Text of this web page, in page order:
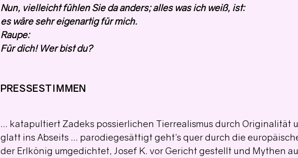
Nun, vielleicht fühlen Sie da anders; alles was ich weiß, ist:
es wäre sehr eigenartig für mich.
Raupe:
Für dich! Wer bist du?
PRESSESTIMMEN
… katapultiert Zadeks possierlichen Tierrealismus durch Originalität
glatt ins Abseits … parodiegesättigt geht’s quer durch die
der Erlkönig umgedichtet, Josef K. vor Gericht gestellt und Mythen